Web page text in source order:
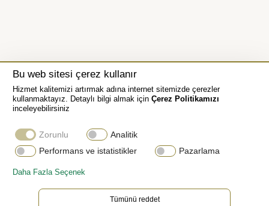
Oyster bilezik
Bu web sitesi çerez kullanır
Hizmet kalitemizi artırmak adına internet sitemizde çerezler
kullanmaktayız. Detaylı bilgi almak için Çerez Politikamızı
inceleyebilirsiniz
Zorunlu
Analitik
Performans ve istatistikler
Pazarlama
Daha Fazla Seçenek
Tümünü reddet